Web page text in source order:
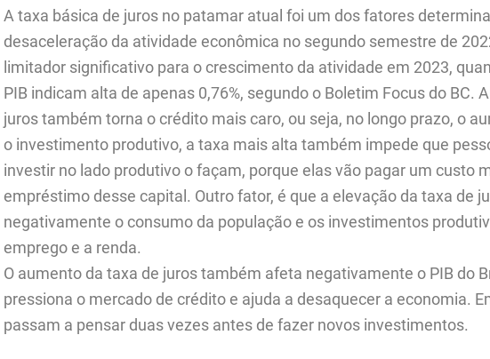
A taxa básica de juros no patamar atual foi um dos fatores
desaceleração da atividade econômica no segundo semestre de
limitador significativo para o crescimento da atividade em 2023,
PIB indicam alta de apenas 0,76%, segundo o Boletim Focus do BC.
juros também torna o crédito mais caro, ou seja, no longo prazo, o
o investimento produtivo, a taxa mais alta também impede que
investir no lado produtivo o façam, porque elas vão pagar um custo
empréstimo desse capital. Outro fator, é que a elevação da taxa de
negativamente o consumo da população e os investimentos
emprego e a renda.
O aumento da taxa de juros também afeta negativamente o PIB do
pressiona o mercado de crédito e ajuda a desaquecer a economia.
passam a pensar duas vezes antes de fazer novos investimentos.